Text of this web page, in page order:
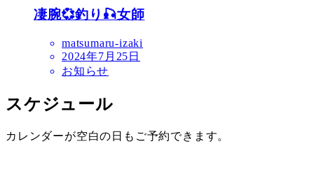
凄腕💞釣り🎣女師
matsumaru-izaki
2024年7月25日
お知らせ
スケジュール
カレンダーが空白の日もご予約できます。